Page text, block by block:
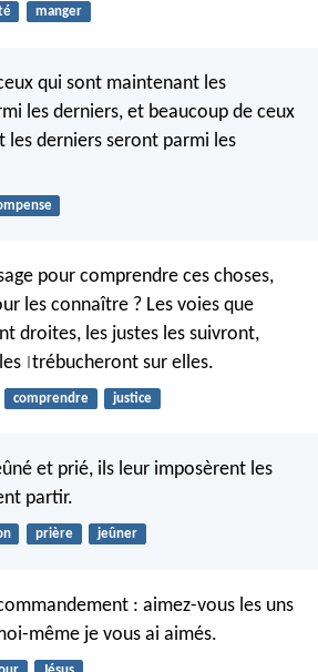
manger
qui sont maintenant les
les derniers, et beaucoup de ceux
les derniers seront parmi les
pour comprendre ces choses,
les connaître ? Les voies que
droites, les justes les suivront,
trébucheront sur elles.
comprendre justice
et prié, ils leur imposèrent les
partir.
prière jeûner
: aimez-vous les uns
même je vous ai aimés.